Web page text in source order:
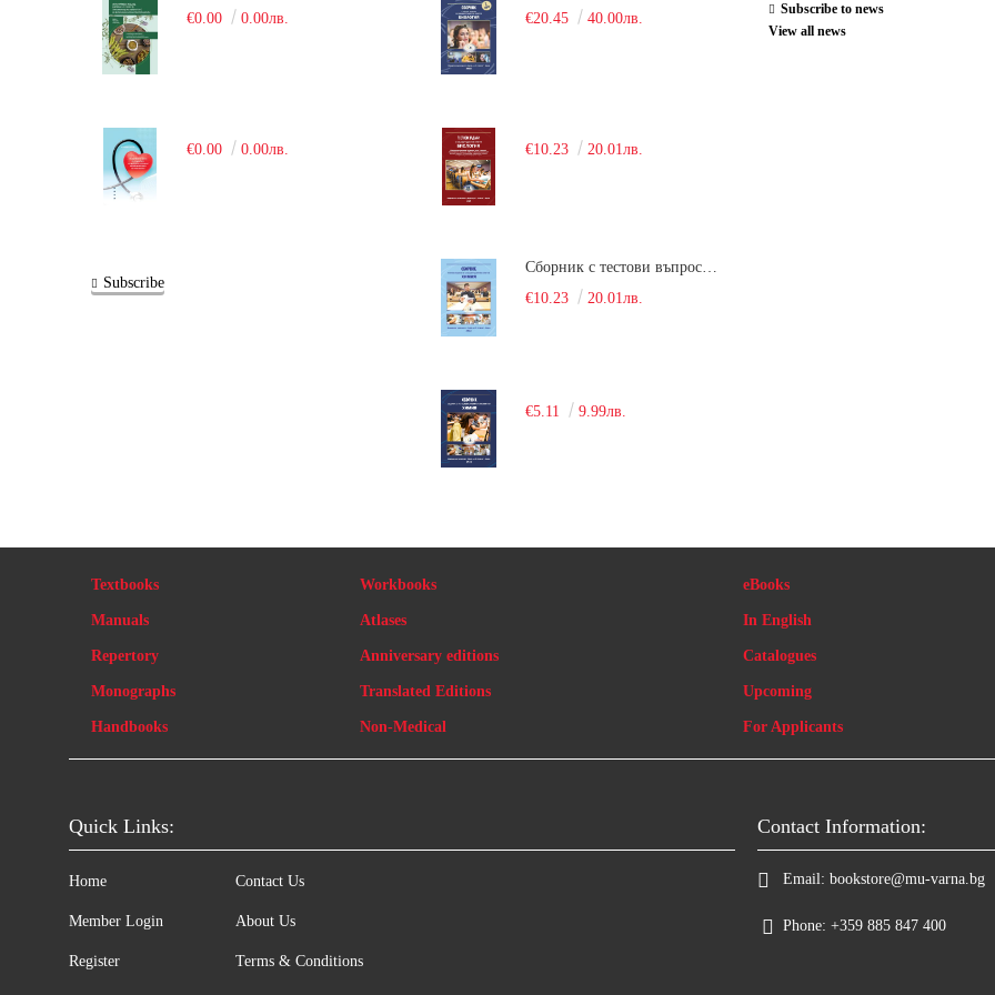
€0.00 0.00лв.
€0.00 0.00лв.
Subscribe
€20.45 40.00лв.
€10.23 20.01лв.
Сборник с тестови въпроси за кандидатстудентски изпит по химия. 2018
€10.23
20.01лв.
€5.11 9.99лв.
Subscribe to news
View all news
Textbooks
Manuals
Repertory
Monographs
Handbooks
Workbooks
Atlases
Anniversary editions
Translated Editions
Non-Medical
eBooks
In English
Catalogues
Upcoming
For Applicants
Quick Links:
Home
Member Login
Register
Contact Us
About Us
Terms & Conditions
Contact Information:
Email: bookstore@mu-varna.bg
Phone: +359 885 847 400